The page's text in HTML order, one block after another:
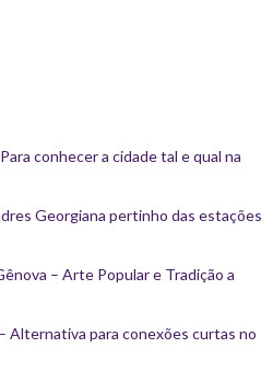
conhecer a cidade tal e qual na
Georgiana pertinho das estações
– Arte Popular e Tradição a
Alternativa para conexões curtas no